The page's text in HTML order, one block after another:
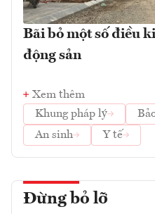
Bãi bỏ một số điều
động sản
Xem thêm
Khung pháp lý
An sinh
Y tế
Đừng bỏ lỡ